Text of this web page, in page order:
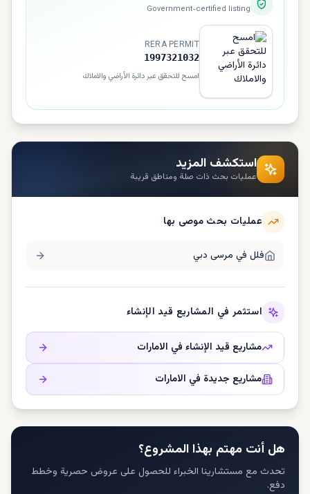
Government-certified listing
RERA PERMIT
1997321032
امسح للتحقق عبر دائرة الأراضي والاملاك
استكشف المزيد
عمليات بحث ذات صلة ومناطق قريبة
عمليات بحث موصى بها
فلل في مرسى دبي
استثمر في المشاريع قيد الإنشاء
مشاريع قيد الإنشاء في الامارات
مشاريع جديدة في الامارات
هل أنت مهتم بهذا المشروع؟
تحدث مع مستشارينا الخبراء للحصول على عروض حصرية وخطط
دفع.